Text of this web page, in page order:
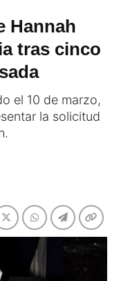
Hannah
tras cinco
el 10 de marzo,
la solicitud